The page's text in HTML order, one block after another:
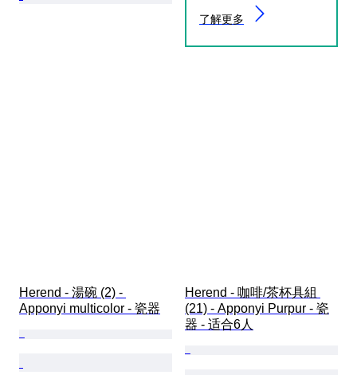
了解更多
Herend - 湯碗 (2) -
Apponyi multicolor - 瓷器
Herend - 咖啡/茶杯具組
(21) - Apponyi Purpur - 瓷
器 - 适合6人